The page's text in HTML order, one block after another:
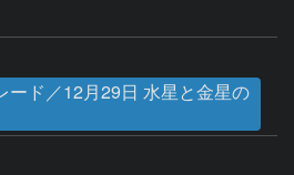
ード／12月29日 水星と金星の